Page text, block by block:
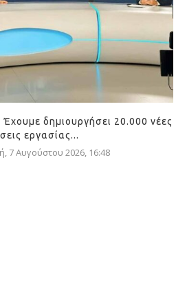
δημιουργήσει 20.000 νέες
εργασίας...
7 Αυγούστου 2026, 16:48